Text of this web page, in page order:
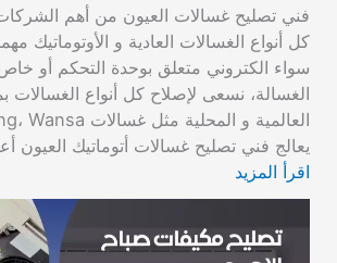
فني تصليح غسالات العيون من أهم
كل أنواع الغسالات العادية و الأوتوماتيك
سواء الكتروني متعلق بوحدة التحكم أو
الغسالة، نسعى لإصلاح كل أنواع الغسالات
يعالج فني تصليح غسالات أتوماتيك العيون
اقرأ المزيد